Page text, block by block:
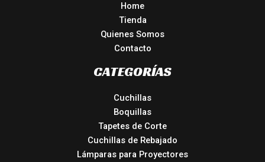
Home
Tienda
Quienes Somos
Contacto
CATEGORÍAS
Cuchillas
Boquillas
Tapetes de Corte
Cuchillas de Rebajado
Lámparas para Proyectores